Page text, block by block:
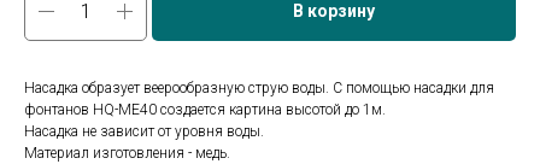
В корзину
Насадка образует веерообразную струю воды. С помощью насадки для
фонтанов HQ-ME40 создается картина высотой до 1м.
Насадка не зависит от уровня воды.
Материал изготовления - медь.